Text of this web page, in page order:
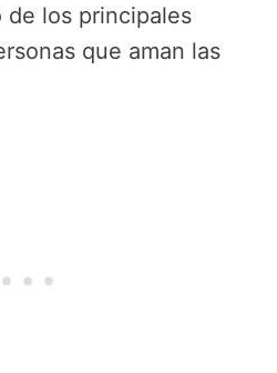
los principales
que aman las